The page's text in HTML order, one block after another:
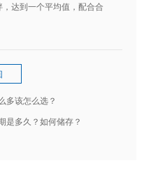
达到一个平均值，配合合
多该怎么选？
是多久？如何储存？